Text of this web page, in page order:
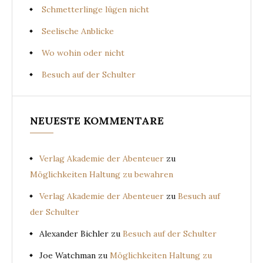
Schmetterlinge lügen nicht
Seelische Anblicke
Wo wohin oder nicht
Besuch auf der Schulter
NEUESTE KOMMENTARE
Verlag Akademie der Abenteuer zu
Möglichkeiten Haltung zu bewahren
Verlag Akademie der Abenteuer zu Besuch auf
der Schulter
Alexander Bichler zu Besuch auf der Schulter
Joe Watchman zu Möglichkeiten Haltung zu